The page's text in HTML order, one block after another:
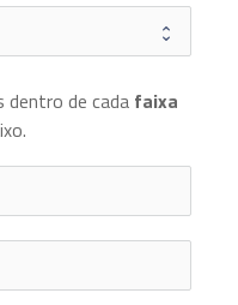
dentro de cada faixa